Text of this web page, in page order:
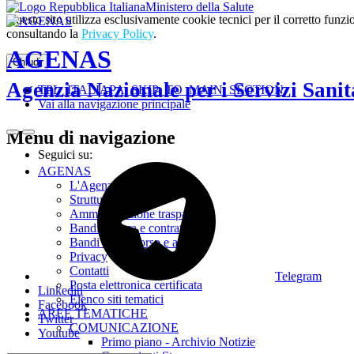
Questo sito utilizza esclusivamente cookie tecnici per il corretto
consultando la Privacy Policy.
Chiudi
TPL_ITALIAPA_SKIP_TO_MAIN_SECTION
Vai alla navigazione principale
Ministero della Salute
AGENAS
Agenzia Nazionale per i Servizi
Seguici su:
Telegram
Linkedin
Facebook
Twitter
Youtube
Menu di navigazione
AGENAS
L'Agenzia
Struttura
Amministrazione trasparente
Bandi di gara e contratti
Bandi di concorso e avvisi
Privacy
Contatti
Posta elettronica certificata
Elenco siti tematici
AREE TEMATICHE
COMUNICAZIONE
Primo piano - Archivio Notizie